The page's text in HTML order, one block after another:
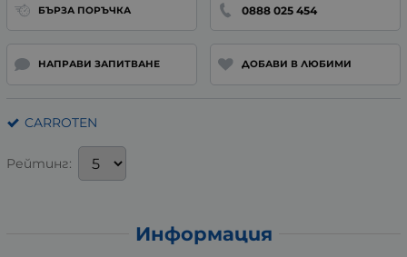
БЪРЗА ПОРЪЧКА 0888 025 454
НАПРАВИ ЗАПИТВАНЕ ДОБАВИ В ЛЮБИМИ
CARROTEN
Рейтинг:
Информация